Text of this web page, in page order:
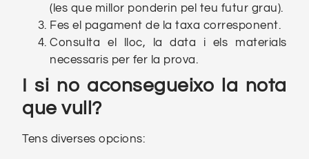
(les que millor ponderin pel teu futur grau).
Fes el pagament de la taxa corresponent.
Consulta el lloc, la data i els materials
necessaris per fer la prova.
I si no aconsegueixo la nota
que vull?
Tens diverses opcions: